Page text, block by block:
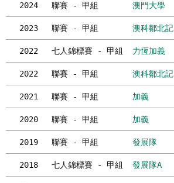
2024 聯賽 - 甲組 澳門大學
2023 聯賽 - 甲組 澳科鄒北記
2022 七人錦標賽 - 甲組 力恆加義
2022 聯賽 - 甲組 澳科鄒北記
2021 聯賽 - 甲組 加義
2020 聯賽 - 甲組 加義
2019 聯賽 - 甲組 發展隊
2018 七人錦標賽 - 甲組 發展隊A